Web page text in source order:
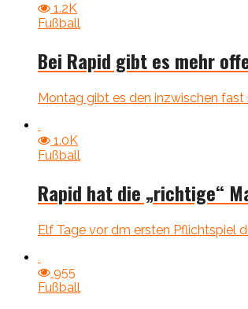
1.2K
Fußball
Bei Rapid gibt es mehr
Montag gibt es den inzwischen
1.0K
Fußball
Rapid hat die „richtige“
Elf Tage vor dm ersten Pflichtspiel
955
Fußball